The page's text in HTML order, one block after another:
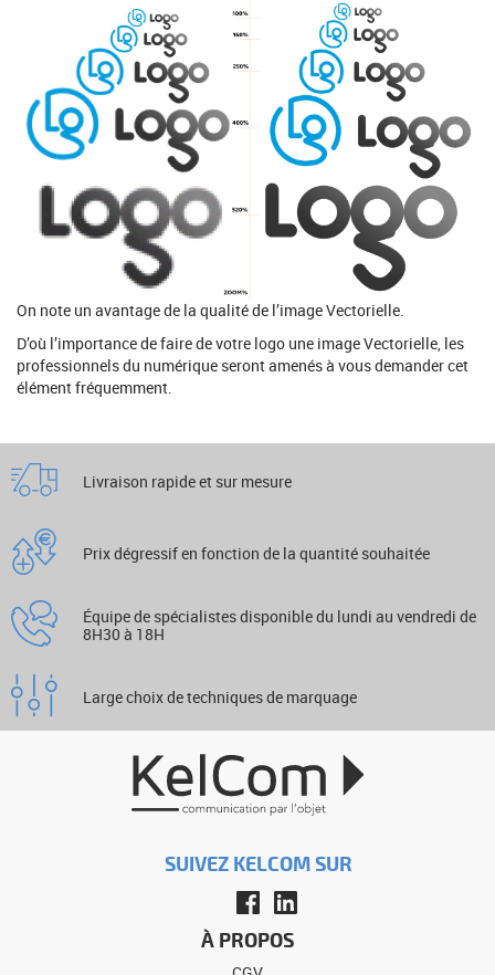
On note un avantage de la qualité de l’image Vectorielle.
D’où l’importance de faire de votre logo une image Vectorielle, les
professionnels du numérique seront amenés à vous demander cet
élément fréquemment.
Livraison rapide et sur mesure
Prix dégressif en fonction de la quantité souhaitée
Équipe de spécialistes disponible du lundi au vendredi de
8H30 à 18H
Large choix de techniques de marquage
SUIVEZ KELCOM SUR
À PROPOS